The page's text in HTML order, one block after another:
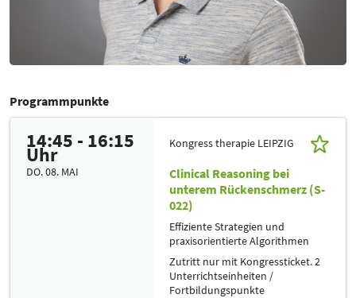
Programmpunkte
14:45 - 16:15
Uhr
DO. 08. MAI
Kongress therapie LEIPZIG
Clinical Reasoning bei
unterem Rückenschmerz (S-
022)
Effiziente Strategien und
praxisorientierte Algorithmen
Zutritt nur mit Kongressticket. 2
Unterrichtseinheiten /
Fortbildungspunkte